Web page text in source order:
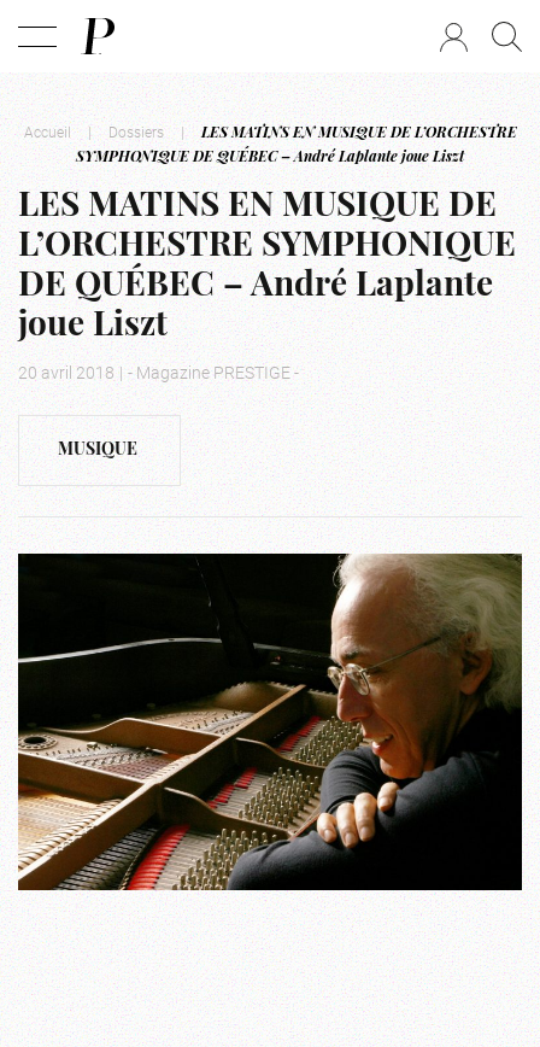
Accueil | Dossiers |
LES MATINS EN MUSIQUE DE L’ORCHESTRE
SYMPHONIQUE DE QUÉBEC – André Laplante joue Liszt
LES MATINS EN MUSIQUE DE
L’ORCHESTRE SYMPHONIQUE
DE QUÉBEC – André Laplante
joue Liszt
20 avril 2018 | - Magazine PRESTIGE -
MUSIQUE